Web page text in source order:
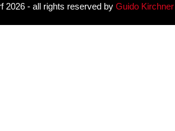
2026- all rights reserved by Guido Kirchner